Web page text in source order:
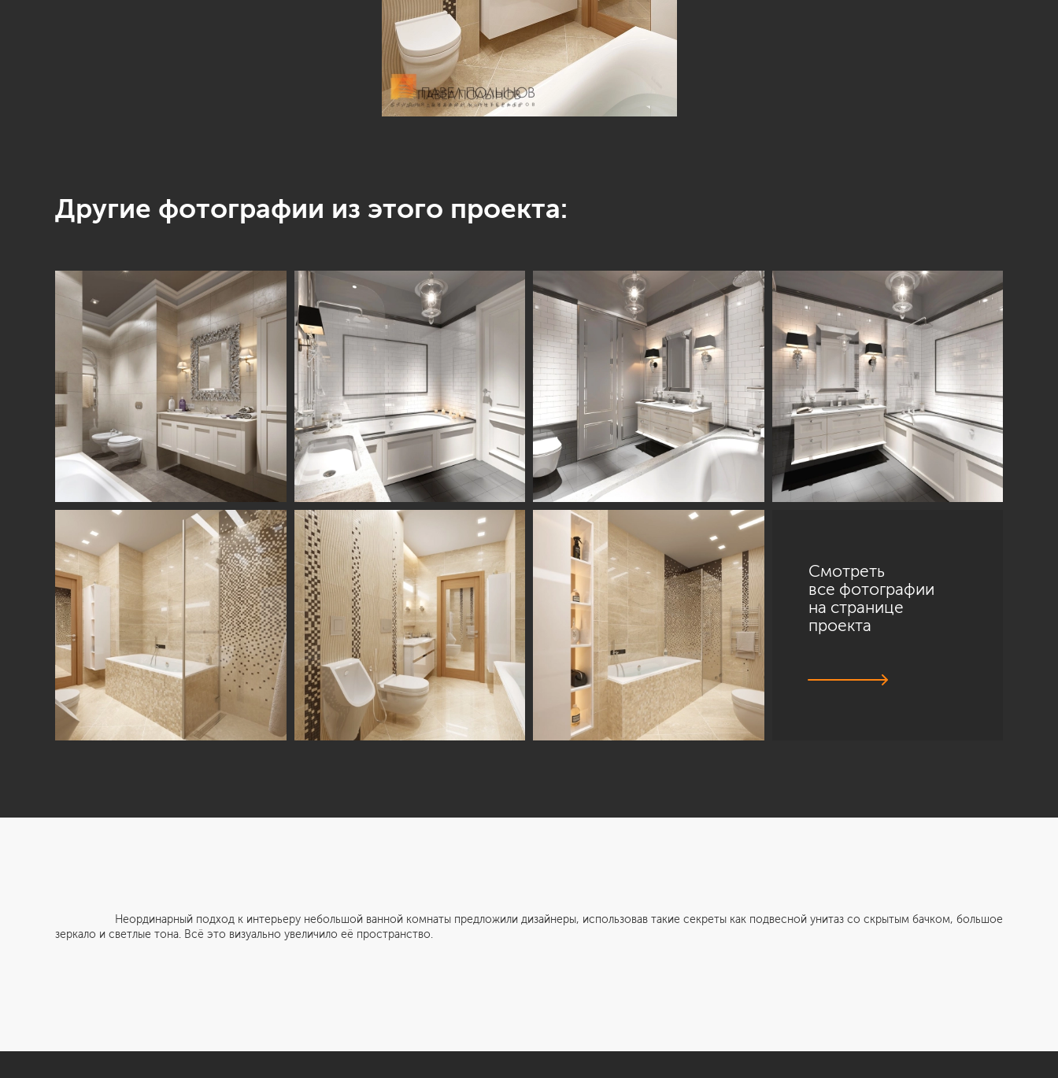
Другие фотографии из этого проекта:
Смотреть
все фотографии
на странице
проекта
Неординарный подход к интерьеру небольшой ванной комнаты предложили дизайнеры, использовав такие секреты как подвесной унитаз со скрытым бачком, большое
зеркало и светлые тона. Всё это визуально увеличило её пространство.